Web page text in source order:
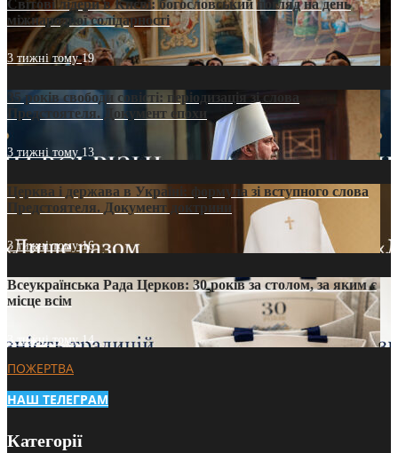
Світові лідери в Києві: богословський погляд на день
міжнародної солідарності
3 тижні тому19
35 років свободи совісті: періодизація зі слова
Предстоятеля. Документ епохи
3 тижні тому 13
Церква і держава в Україні: формула зі вступного слова
Предстоятеля. Документ доктрини
3 тижні тому16
Всеукраїнська Рада Церков: 30 років за столом, за яким є
місце всім
3 тижні тому14
ПОЖЕРТВА
НАШ ТЕЛЕГРАМ
Категорії